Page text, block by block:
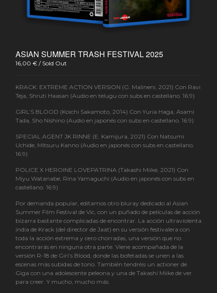
Libros
Powered by Big Cartel
ASIAN SUMMER TRASH FESTIVAL 2025
16,00 € / Sold Out
KRACK: EXTREME ACTION VERSION (G. Malineni, 2021) Con Ravi
Teja, Shruti Haasan (Audio en telugu con subs en castellano. 16:9)
GIRL’S BLOOD (Koichi Sakamoto, 2014) Con Yuria Haga, Asami
Tada, Sho Nishino (Audio en japonés con subs en castellano. 16:9)
SPECIAL AGENT JK RINNE (E. Kamijura, 2021) Con Natsumi
Uchide, Mitsuru Kanno (Audio en japonés con subs en castellano.
16:9)
POLICE X HEROINE LOVEPATRINA (Takashi Miike, 2021) Con
Miyu Watanabe, Rina Yamaguchi (Audio en japonés con subs en
castellano. 16:9)
Por demanda popular, editamos otro bluray dedicado al Asian
Summer Film Festival de Vic, con un puñado de películas de acción
bizarra bastante complicadas de encontrar. La acción ultraviolenta
india de Krack (del director de Jaat) en su versión festivalera con
toda la acción extrema y cero chorradas, una versión que no
encontrarás en ninguna otra parte. Viene acompañada de la
versión R-18 de Girl’s Blood, donde las bofetadas se unen a las
escenas más subidas de tono. También tendréis un actioner de
Giga con una adolescente peleona y una de Takashi Miike de ver
para creer. Y mucho, mucho más.